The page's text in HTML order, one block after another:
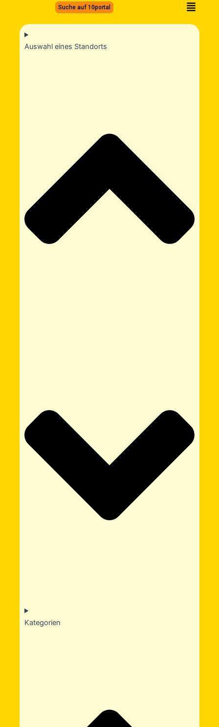
springen
Suche auf 10portal
Auswahl eines Standorts
Kategorien